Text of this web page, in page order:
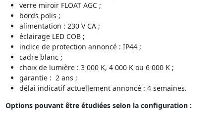
verre miroir FLOAT AGC ;
bords polis ;
alimentation : 230 V CA ;
éclairage LED COB ;
indice de protection annoncé : IP44 ;
cadre blanc ;
choix de lumière : 3 000 K, 4 000 K ou 6 000 K ;
garantie : 2 ans ;
délai indicatif actuellement annoncé : 4 semaines.
Options pouvant être étudiées selon la configuration :